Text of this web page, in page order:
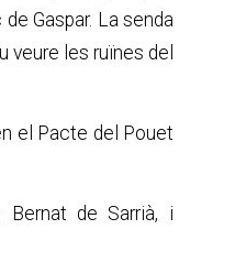
Gaspar. La senda
veure les ruïnes del
el Pacte del Pouet
de Sarrià, i